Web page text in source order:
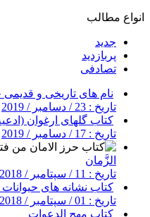
انواع مطالب
جدید
پربازدید
تصادفی
نام های تاریخی و قدیمی
تاریخ : 23 / دسامبر / 2019
کتاب گلهای ارغوان
تاریخ : 17 / دسامبر / 2019
الزَّمان
تاریخ : 11 / سپتامبر / 2018
کتاب نشانه های حیوانات
تاریخ : 01 / سپتامبر / 2018
کتاب مهج الدعوات